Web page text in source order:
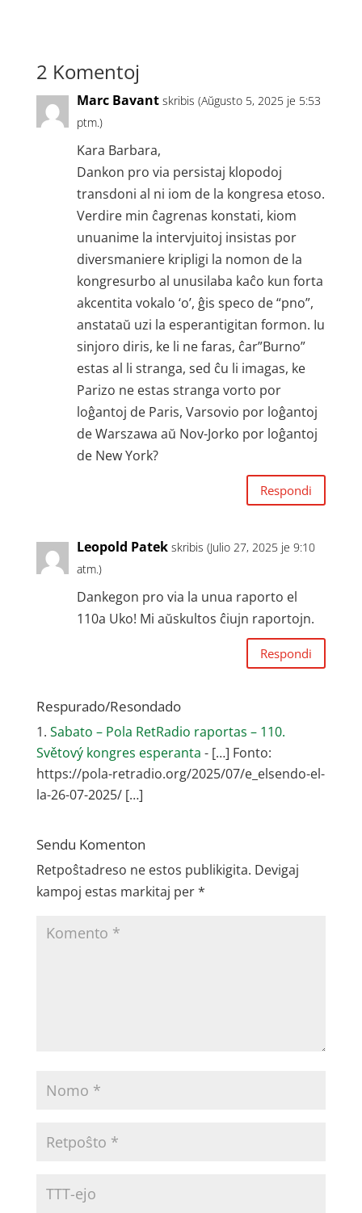
2 Komentoj
Marc Bavant skribis (Aŭgusto 5, 2025 je 5:53
ptm.)
Kara Barbara,
Dankon pro via persistaj klopodoj
transdoni al ni iom de la kongresa etoso.
Verdire min ĉagrenas konstati, kiom
unuanime la intervjuitoj insistas por
diversmaniere kripligi la nomon de la
kongresurbo al unusilaba kaĉo kun forta
akcentita vokalo ‘o’, ĝis speco de “pno”,
anstataŭ uzi la esperantigitan formon. Iu
sinjoro diris, ke li ne faras, ĉar”Burno”
estas al li stranga, sed ĉu li imagas, ke
Parizo ne estas stranga vorto por
loĝantoj de Paris, Varsovio por loĝantoj
de Warszawa aŭ Nov-Jorko por loĝantoj
de New York?
Respondi
Leopold Patek skribis (Julio 27, 2025 je 9:10
atm.)
Dankegon pro via la unua raporto el
110a Uko! Mi aŭskultos ĉiujn raportojn.
Respondi
Respurado/Resondado
Sabato – Pola RetRadio raportas – 110.
Světový kongres esperanta - […] Fonto:
https://pola-retradio.org/2025/07/e_elsendo-el-
la-26-07-2025/ […]
Sendu Komenton
Retpoŝtadreso ne estos publikigita. Devigaj
kampoj estas markitaj per*